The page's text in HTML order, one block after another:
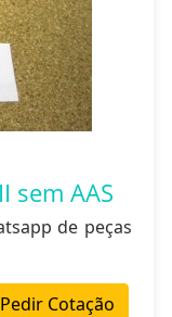
sem AAS
de peças
Pedir Cotação